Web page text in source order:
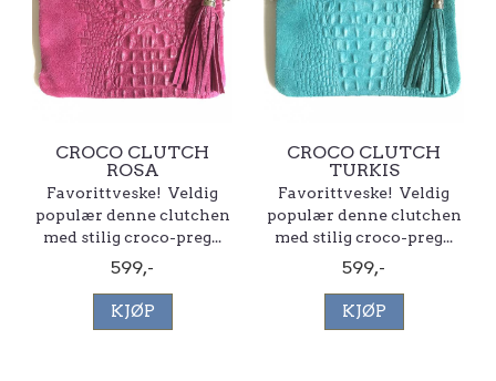
CROCO CLUTCH
ROSA
Favorittveske! Veldig
populær denne clutchen
med stilig croco-preg...
599,-
KJØP
CROCO CLUTCH
TURKIS
Favorittveske! Veldig
populær denne clutchen
med stilig croco-preg...
599,-
KJØP